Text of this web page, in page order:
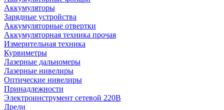
Аккумуляторы
Зарядные устройства
Аккумуляторные отвертки
Аккумуляторная техника прочая
Измерительная техника
Курвиметры
Лазерные дальномеры
Лазерные нивелиры
Оптические нивелиры
Принадлежности
Электроинструмент сетевой 220В
Дрели